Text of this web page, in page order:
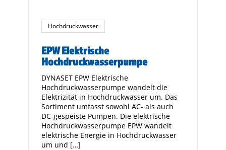
Hochdruckwasser
EPW Elektrische
Hochdruckwasserpumpe
DYNASET EPW Elektrische
Hochdruckwasserpumpe wandelt die
Elektrizität in Hochdruckwasser um. Das
Sortiment umfasst sowohl AC- als auch
DC-gespeiste Pumpen. Die elektrische
Hochdruckwasserpumpe EPW wandelt
elektrische Energie in Hochdruckwasser
um und […]